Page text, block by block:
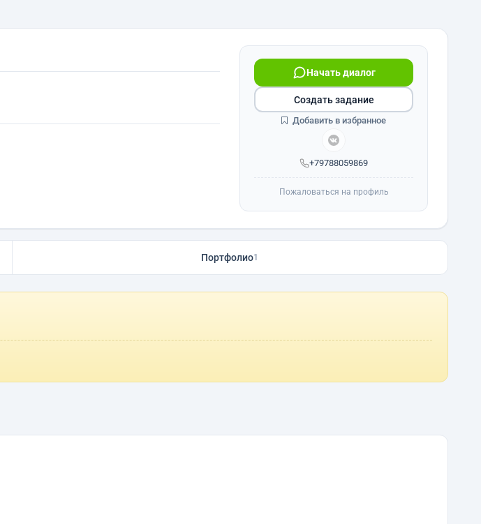
+79788059869
Начать диалог
Создать задание
Добавить в избранное
Пожаловаться на профиль
Портфолио1